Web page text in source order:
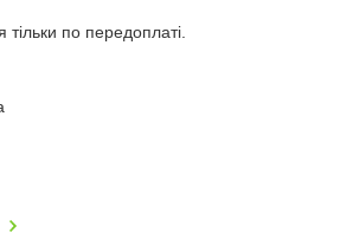
тільки по передоплаті.